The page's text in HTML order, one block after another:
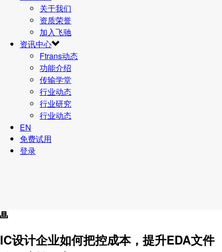
关于我们
资质荣誉
加入飞驰
资讯中心
Ftrans动态
功能介绍
传输学堂
行业动态
行业研究
行业动态
EN
免费试用
登录
IC设计企业如何把控成本，提升EDA文件